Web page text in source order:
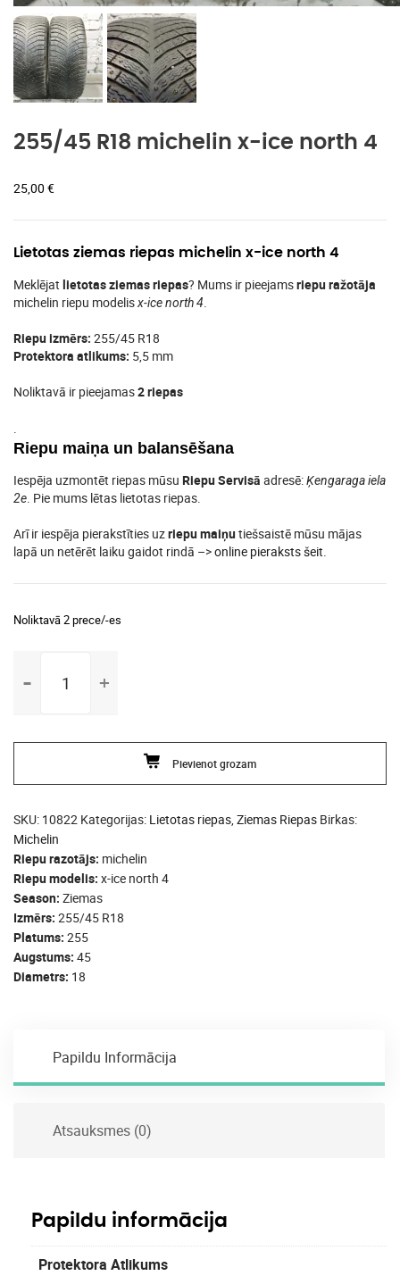
255/45 R18 michelin x-ice north 4
25,00 €
Lietotas ziemas riepas michelin x-ice north 4
Meklējat lietotas ziemas riepas? Mums ir pieejamsriepu ražotāja
michelin riepu modelisx-ice north 4.
Riepu izmērs: 255/45 R18
Protektora atlikums: 5,5 mm
Noliktavā ir pieejamas2 riepas
.
Riepu maiņa un balansēšana
Iespēja uzmontēt riepas mūsu Riepu Servisā adresē:Ķengaraga iela
2e. Pie mums lētas lietotas riepas.
Arī ir iespēja pierakstīties uzriepu maiņutiešsaistē mūsu mājas
lapā un netērēt laiku gaidot rindā –>online pieraksts šeit.
Noliktavā 2 prece/-es
R18
ice
4
daudzums
Pievienot grozam
SKU: 10822 Kategorijas: Lietotas riepas, Ziemas Riepas Birkas:
Michelin
Riepu razotājs michelin
Riepu modelis x-ice north 4
Season Ziemas
Izmērs 255/45 R18
Platums 255
Augstums 45
Diametrs 18
Papildu Informācija
Atsauksmes (0)
Papildu informācija
Protektora Atlikums